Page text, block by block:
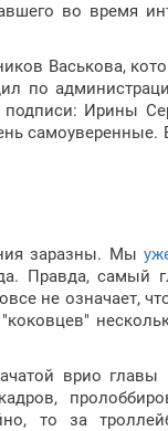
во время
Васькова,
по
Ирины
заразны. Мы
Правда, самый
не означает,
врио
то за